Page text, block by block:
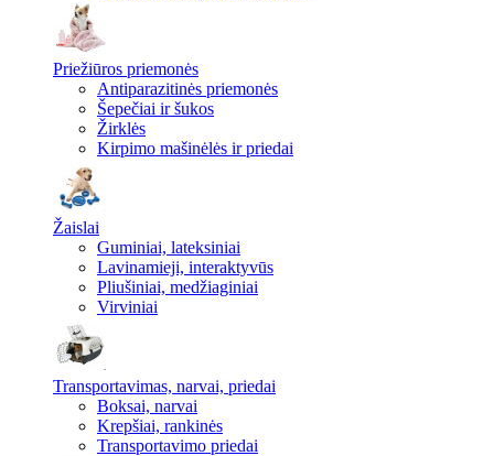
Priežiūros priemonės
Antiparazitinės priemonės
Šepečiai ir šukos
Žirklės
Kirpimo mašinėlės ir priedai
Žaislai
Guminiai, lateksiniai
Lavinamieji, interaktyvūs
Pliušiniai, medžiaginiai
Virviniai
Transportavimas, narvai, priedai
Boksai, narvai
Krepšiai, rankinės
Transportavimo priedai